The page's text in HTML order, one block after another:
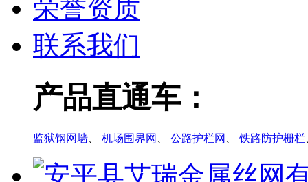
荣誉资质
联系我们
产品直通车：
监狱钢网墙 机场围界网 公路护栏网 铁路防护栅栏